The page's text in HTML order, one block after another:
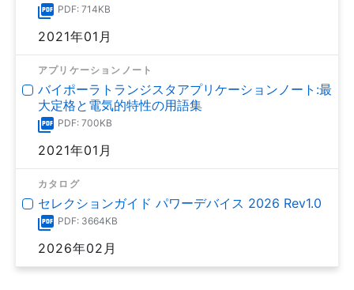
PDF: 714KB
2021年01月
アプリケーションノート
バイポーラトランジスタアプリケーションノート:最
大定格と電気的特性の用語集
PDF: 700KB
2021年01月
カタログ
セレクションガイド パワーデバイス 2026 Rev1.0
PDF: 3664KB
2026年02月